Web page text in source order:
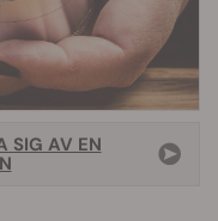
SIG AV EN